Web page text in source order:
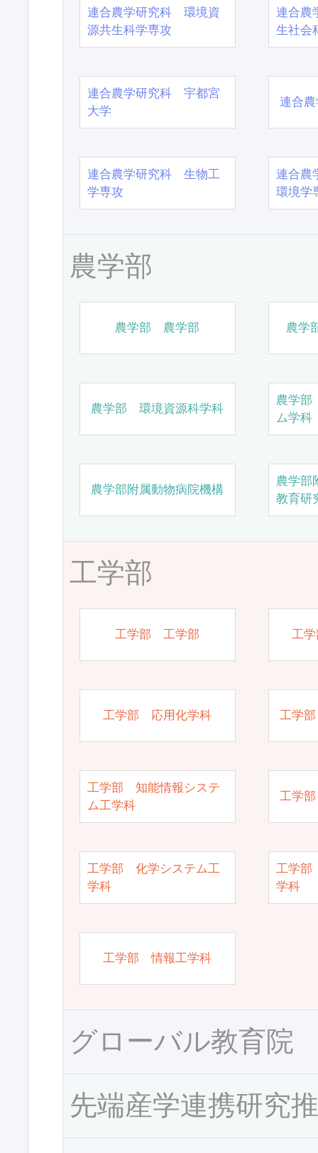
連合農学研究科 環境資
源共生科学専攻
連合農
生社会
連合農学研究科 宇都宮
大学
連合
連合農学研究科 生物工
学専攻
連合農
環境学
農学部
農学部 農学部 農学
農学部 環境資源科学科
農学
ム学科
農学部附属動物病院機構
農学部
教育研
工学部
工学部 工学部 工
工学部 応用化学科 工学
工学部 知能情報システ
ム工学科
工学
工学部 化学システム工
学科
工学部
学科
工学部 情報工学科
グローバル教育院
先端産学連携研究